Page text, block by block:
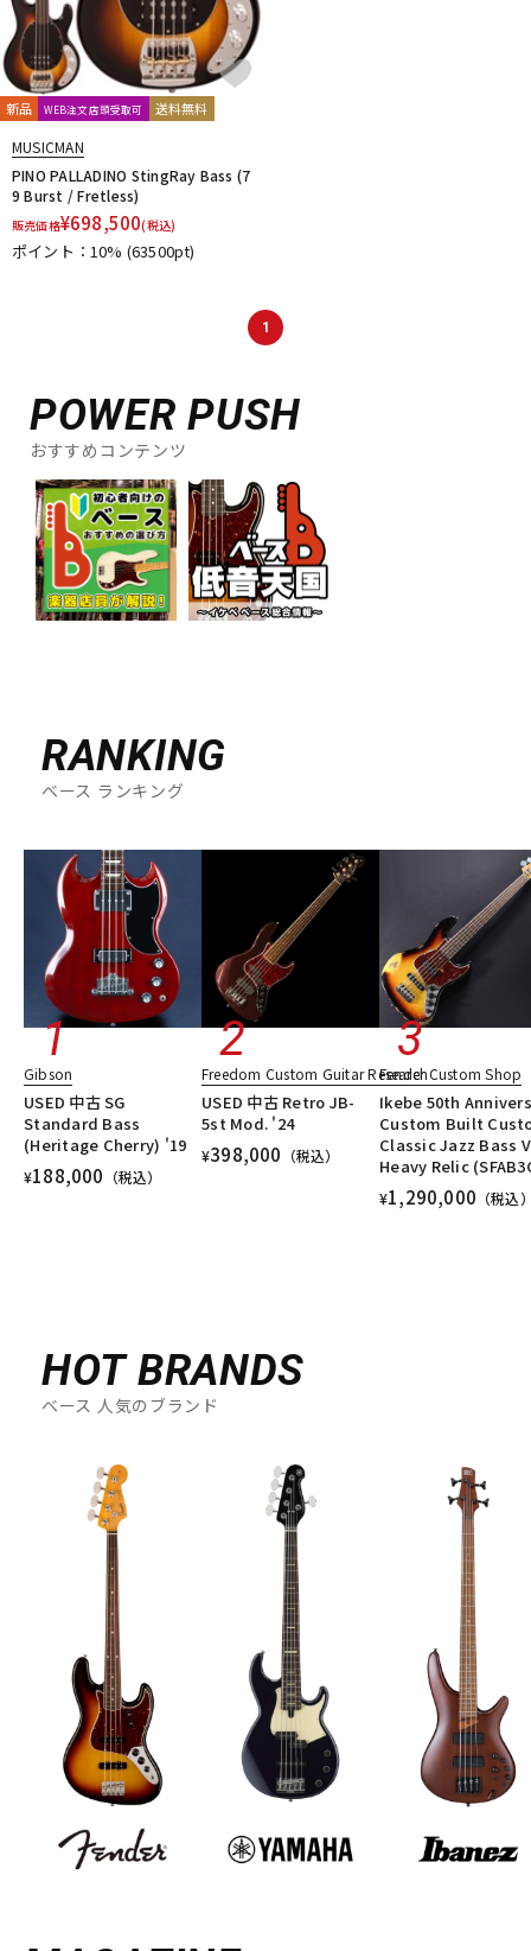
中古
新品 WEB注文店頭受取可 送料無料
MUSICMAN
PINO PALLADINO StingRay Bass (7
9 Burst / Fretless)
販売価格¥698,500(税込)
ポイント：10% (63500pt)
1
POWER PUSH
おすすめコンテンツ
RANKING
ベース ランキング
Gibson
USED 中古 SG
Standard Bass
(Heritage Cherry) '19
¥188,000 （税込）
Freedom Custom Guitar Research
USED 中古 Retro JB-
5st Mod. '24
¥398,000 （税込）
Fender Custom Shop
Ikebe 50th
Custom Built
Classic Jazz Bass V
Heavy Relic
¥1,290,000 （税込
HOT BRANDS
ベース 人気のブランド